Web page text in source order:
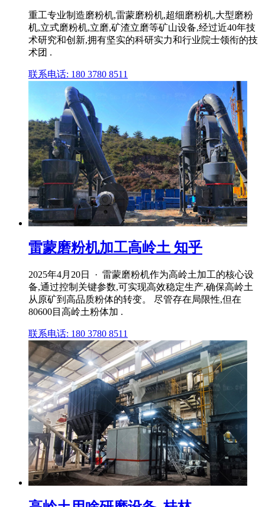
重工专业制造磨粉机,雷蒙磨粉机,超细磨粉机,大型磨粉
机,立式磨粉机,立磨,矿渣立磨等矿山设备,经过近40年技
术研究和创新,拥有坚实的科研实力和行业院士领衔的技
术团 .
联系电话: 180 3780 8511
雷蒙磨粉机加工高岭土 知乎
2025年4月20日 · 雷蒙磨粉机作为高岭土加工的核心设
备,通过控制关键参数,可实现高效稳定生产,确保高岭土
从原矿到高品质粉体的转变。 尽管存在局限性,但在
80600目高岭土粉体加 .
联系电话: 180 3780 8511